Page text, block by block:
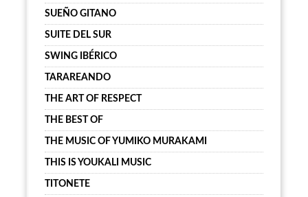
SUEÑO GITANO
SUITE DEL SUR
SWING IBÉRICO
TARAREANDO
THE ART OF RESPECT
THE BEST OF
THE MUSIC OF YUMIKO MURAKAMI
THIS IS YOUKALI MUSIC
TITONETE